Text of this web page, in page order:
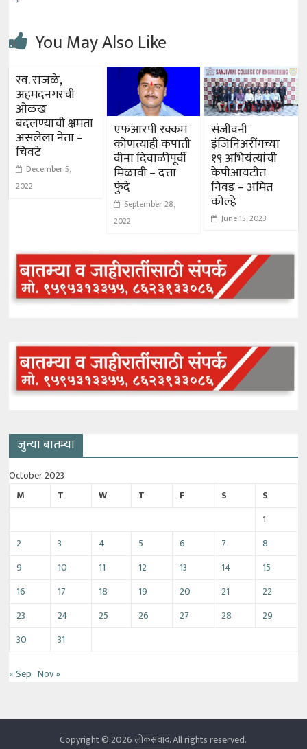
You May Also Like
स्व. राजळे,
अहमदनगरची
ओळख
बदलण्याची क्षमता
असलेला नेता –
चिवटे
December 5,
2022
एफआरपी रक्कम
कोणत्याही कपाती
वीना दिवाळीपूर्वी
मिळावी – दत्ता
फुंदे
September 28,
2022
संजीवनी
इंजिनिअरींगच्या
१९ अभियंत्यांची
केपीआयटीत
निवड – अमित
कोल्हे
June 15, 2023
जुन्या बातम्या
October 2023
M
T W T F S
S
1
2
3 4 5 6 7
8
9
10 11 12 13 14
15
16
17 18 19 20 21
22
23
24 25 26 27 28
29
30
31
« Sep Nov »
Copyright © 2026लोकसंवाद. All rights reserved.